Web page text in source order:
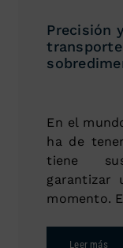
Precisión
En el
ha de
tiene
garantizar
momento.
Leer más